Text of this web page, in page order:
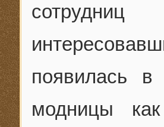
появилась в
модницы